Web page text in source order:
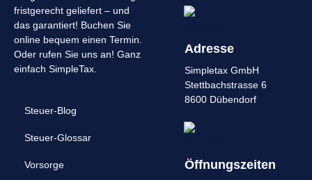
fristgerecht geliefert – und
das garantiert! Buchen Sie
online bequem einen Termin.
Oder rufen Sie uns an! Ganz
einfach SimpleTax.
Steuer-Blog
Steuer-Glossar
Vorsorge
Adresse
Simpletax GmbH
Stettbachstrasse 6
8600 Dübendorf
Öffnungszeiten